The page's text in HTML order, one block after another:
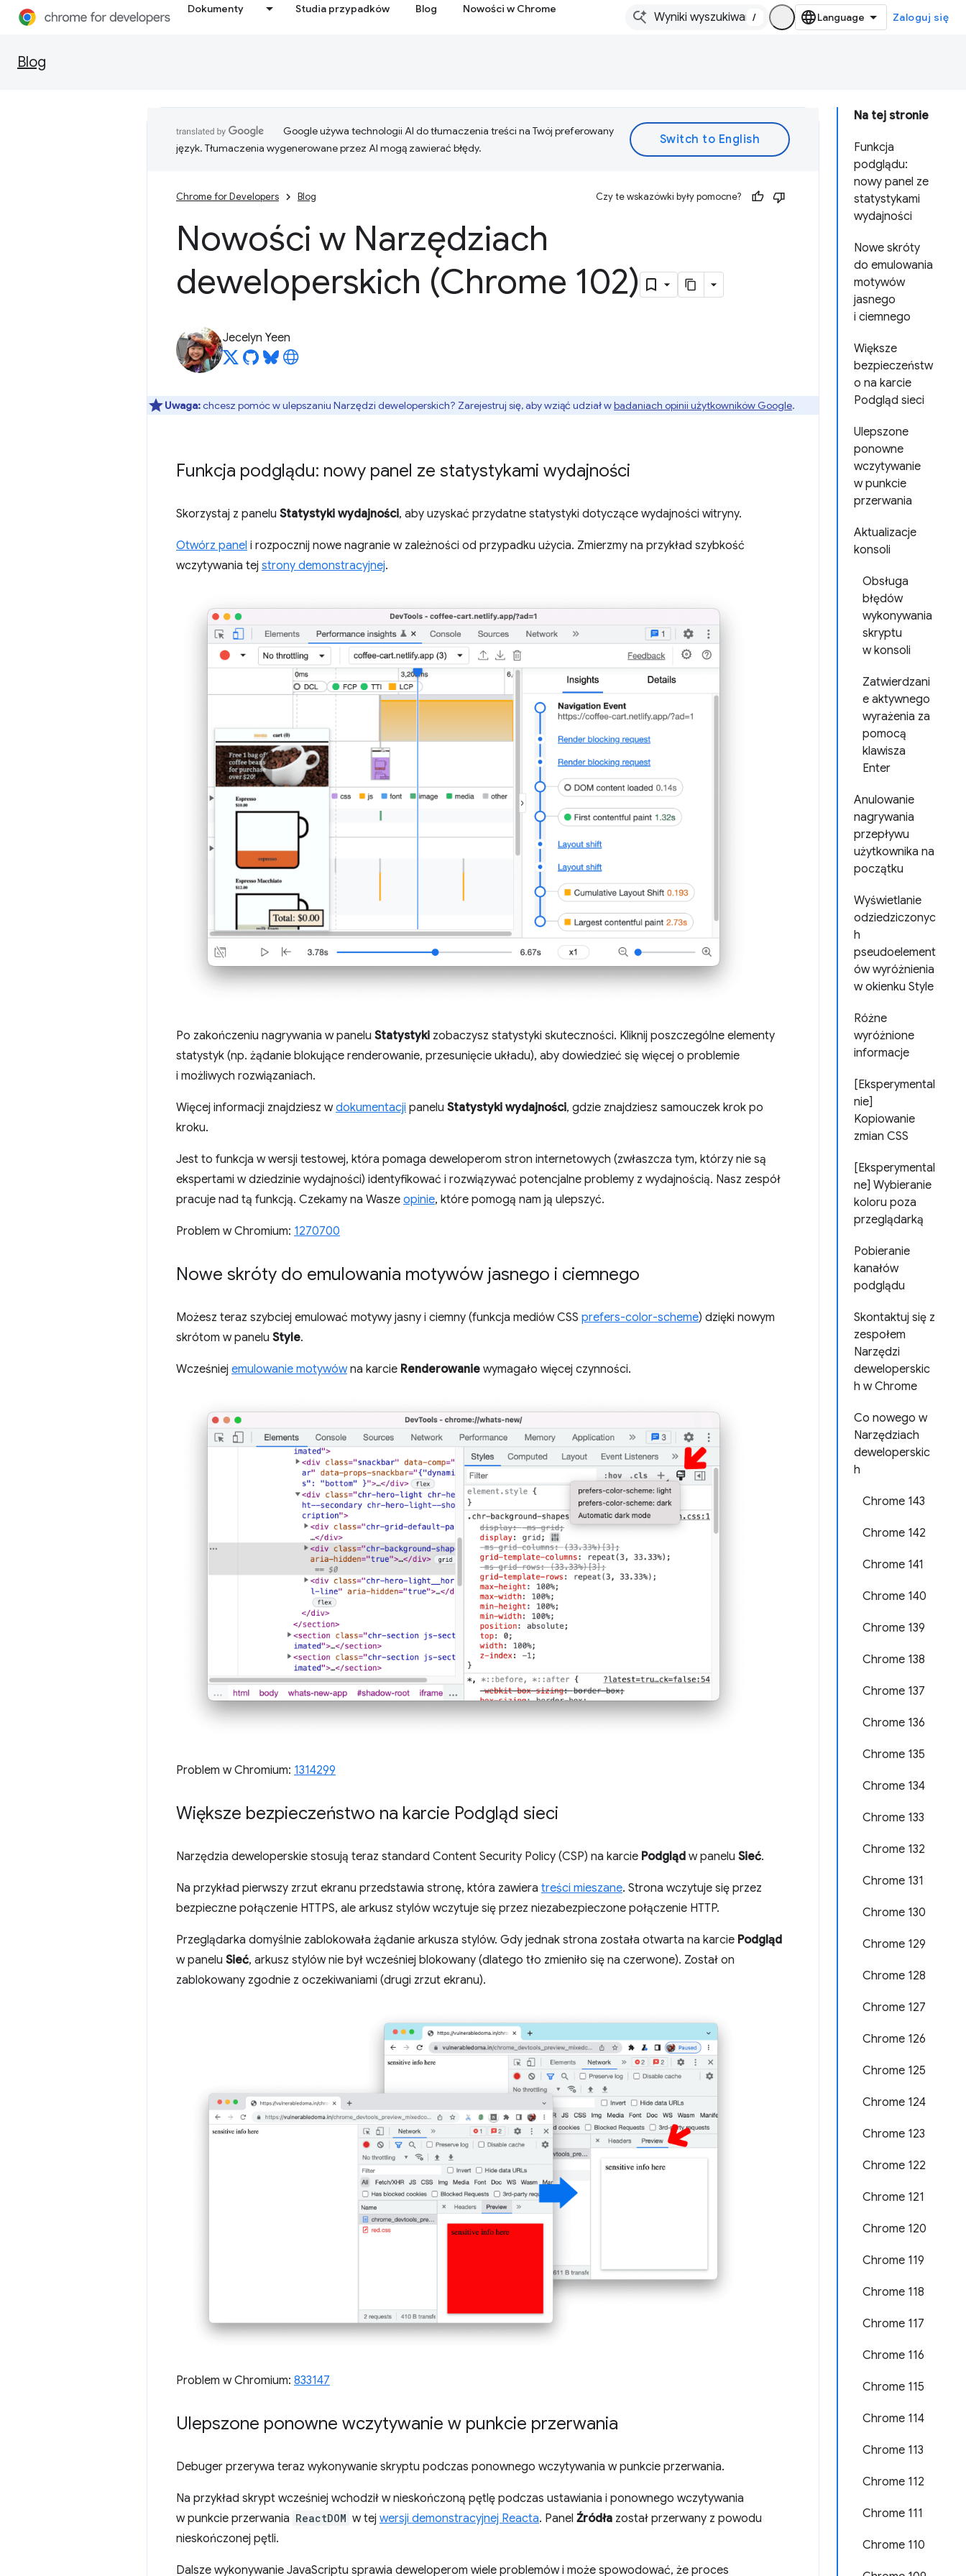
Dokumenty Studia przypadków Blog Nowości w Chrome
/ Zaloguj się
Blog
Na tej stronie
Funkcja
podglądu:
nowy panel ze
statystykami
wydajności
Nowe skróty
do emulowania
motywów
jasnego
i ciemnego
Większe
bezpieczeństw
o na karcie
Podgląd sieci
Ulepszone
ponowne
wczytywanie
w punkcie
przerwania
Aktualizacje
konsoli
Obsługa
błędów
wykonywania
skryptu
w konsoli
Zatwierdzani
e aktywnego
wyrażenia za
pomocą
klawisza
Enter
Anulowanie
nagrywania
przepływu
użytkownika na
początku
Wyświetlanie
odziedziczonyc
h
pseudoelement
ów wyróżnienia
w okienku Style
Różne
wyróżnione
informacje
[Eksperymental
nie]
Kopiowanie
zmian CSS
[Eksperymental
ne] Wybieranie
koloru poza
przeglądarką
Pobieranie
kanałów
podglądu
Skontaktuj się z
zespołem
Narzędzi
deweloperskic
h w Chrome
Co nowego w
Narzędziach
deweloperskic
h
Chrome 143
Chrome 142
Chrome 141
Chrome 140
Chrome 139
Chrome 138
Chrome 137
Chrome 136
Chrome 135
Chrome 134
Chrome 133
Chrome 132
Chrome 131
Chrome 130
Chrome 129
Chrome 128
Chrome 127
Chrome 126
Chrome 125
Chrome 124
Chrome 123
Chrome 122
Chrome 121
Chrome 120
Chrome 119
Chrome 118
Chrome 117
Chrome 116
Chrome 115
Chrome 114
Chrome 113
Chrome 112
Chrome 111
Chrome 110
Google używa technologii AI do tłumaczenia treści na Twój preferowany
język. Tłumaczenia wygenerowane przez AI mogą zawierać błędy.
Chrome for Developers Blog Czy te wskazówki były pomocne?
Nowości w Narzędziach
deweloperskich (Chrome 102)
Jecelyn Yeen
Uwaga:chcesz pomóc w ulepszaniu Narzędzi deweloperskich? Zarejestruj się, aby wziąć udział wbadaniach opinii użytkowników Google.
Funkcja podglądu: nowy panel ze statystykami wydajności
Skorzystaj z panelu Statystyki wydajności, aby uzyskać przydatne statystyki dotyczące wydajności witryny.
Otwórz panel i rozpocznij nowe nagranie w zależności od przypadku użycia. Zmierzmy na przykład szybkość
wczytywania tej strony demonstracyjnej.
Po zakończeniu nagrywania w panelu Statystyki zobaczysz statystyki skuteczności. Kliknij poszczególne elementy
statystyk (np. żądanie blokujące renderowanie, przesunięcie układu), aby dowiedzieć się więcej o problemie
i możliwych rozwiązaniach.
Więcej informacji znajdziesz wdokumentacji panelu Statystyki wydajności, gdzie znajdziesz samouczek krok po
kroku.
Jest to funkcja w wersji testowej, która pomaga deweloperom stron internetowych (zwłaszcza tym, którzy nie są
ekspertami w dziedzinie wydajności) identyfikować i rozwiązywać potencjalne problemy z wydajnością. Nasz zespół
pracuje nad tą funkcją. Czekamy na Wasze opinie, które pomogą nam ją ulepszyć.
Problem w Chromium: 1270700
Nowe skróty do emulowania motywów jasnego i ciemnego
Możesz teraz szybciej emulować motywy jasny i ciemny (funkcja mediów CSS prefers-color-scheme) dzięki nowym
skrótom w panelu Style.
Wcześniej emulowanie motywówna karcie Renderowanie wymagało więcej czynności.
Problem w Chromium: 1314299
Większe bezpieczeństwo na karcie Podgląd sieci
Narzędzia deweloperskie stosują teraz standard Content Security Policy (CSP) na karcie Podgląd w panelu Sieć.
Na przykład pierwszy zrzut ekranu przedstawia stronę, która zawiera treści mieszane. Strona wczytuje się przez
bezpieczne połączenie HTTPS, ale arkusz stylów wczytuje się przez niezabezpieczone połączenie HTTP.
Przeglądarka domyślnie zablokowała żądanie arkusza stylów. Gdy jednak strona została otwarta na karcie Podgląd
w panelu Sieć, arkusz stylów nie był wcześniej blokowany (dlatego tło zmieniło się na czerwone). Został on
zablokowany zgodnie z oczekiwaniami (drugi zrzut ekranu).
Problem w Chromium: 833147
Ulepszone ponowne wczytywanie w punkcie przerwania
Debuger przerywa teraz wykonywanie skryptu podczas ponownego wczytywania w punkcie przerwania.
Na przykład skrypt wcześniej wchodził w nieskończoną pętlę podczas ustawiania i ponownego wczytywania
w punkcie przerwania ReactDOM w tej wersji demonstracyjnej Reacta. Panel Źródła został przerwany z powodu
nieskończonej pętli.
Dalsze wykonywanie JavaScriptu sprawia deweloperom wiele problemów i może spowodować, że proces